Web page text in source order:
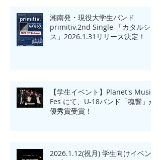
湘南発・現役大学生バンド
primitiv.2nd Single 「カタルシ
ス」2026.1.31リリース決定！
【学生イベント】Planet's Music
Fes にて、U-18バンド「魂響」が
優秀賞受賞！
2026.1.12(祝月) 学生向けイベン